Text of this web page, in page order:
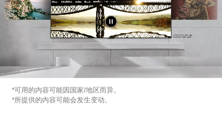
*可用的内容可能因国家/地区而异。
*所提供的内容可能会发生变动。